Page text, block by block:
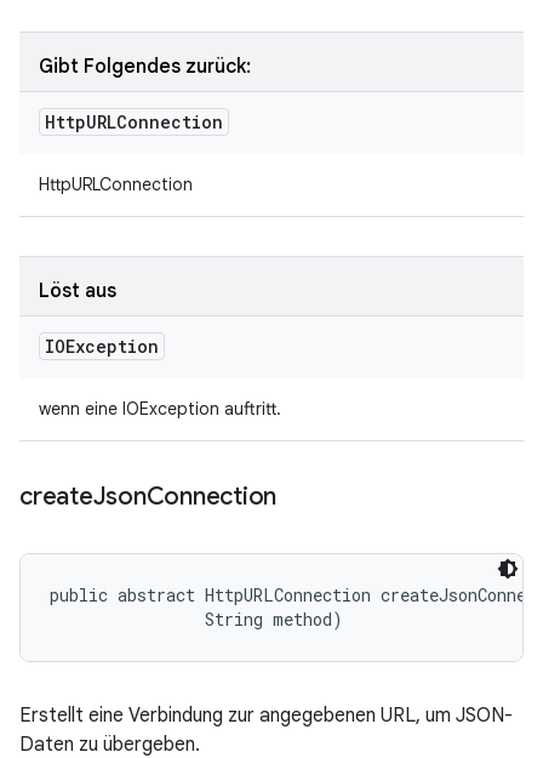
Gibt Folgendes zurück:
HttpURLConnection
HttpURLConnection
Löst aus
IOException
wenn eine IOException auftritt.
createJsonConnection
public abstract HttpURLConnection
                String method)
Erstellt eine Verbindung zur angegebenen URL, um JSON-
Daten zu übergeben.